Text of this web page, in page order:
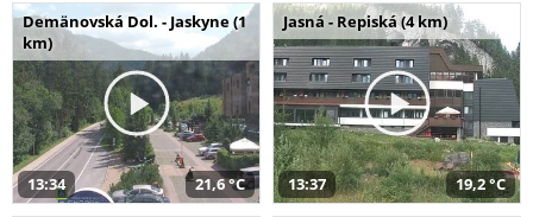
Demänovská Dol. - Jaskyne (1
km)
13:34 21,6 °C
Jasná - Repiská (4 km)
13:37 19,2 °C